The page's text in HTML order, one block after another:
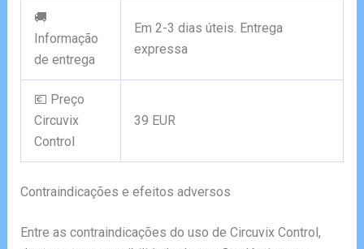
🚚
Informação
de entrega
Em 2-3 dias úteis. Entrega
expressa
💶 Preço
Circuvix
Control
39 EUR
Contraindicações e efeitos adversos
Entre as contraindicações do uso de Circuvix Control,